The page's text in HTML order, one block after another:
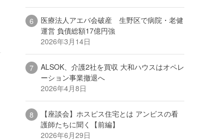
医療法人アエバ会破産 生野区で病院・老健
運営 負債総額17億円強
2026年3月14日
ALSOK、介護2社を買収 大和ハウスはオペレ
ーション事業撤退へ
2026年4月8日
【座談会】ホスピス住宅とは アンビスの看
護師たちに聞く【前編】
2026年6月29日